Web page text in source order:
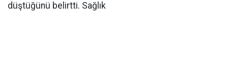
düştüğünü belirtti. Sağlık